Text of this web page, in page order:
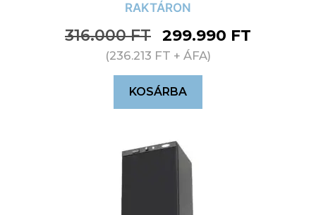
RAKTÁRON
316.000FT 299.990 FT
(236.213 FT + ÁFA)
KOSÁRBA